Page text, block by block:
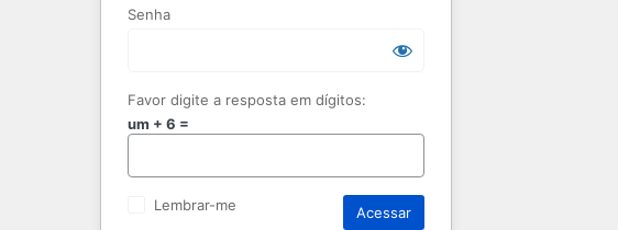
Senha
Favor digite a resposta em dígitos:
um + 6 =
Lembrar-me